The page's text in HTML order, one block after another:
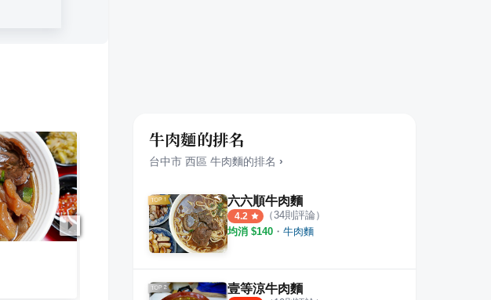
一碗牛肉麵 臺中南屯店
則評論 4.2
牛肉麵的排名
台中市 西區 牛肉麵的排名 ›
六六順牛肉麵
4.2 （34則評論）
均消 $140 ・ 牛肉麵
壹等涼牛肉麵